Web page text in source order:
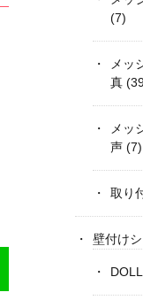
(7)
メッ
真
メッ
声(7)
取り
壁付け